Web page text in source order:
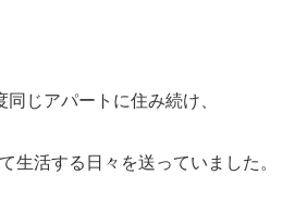
じアパートに住み続け、
生活する日々を送っていました。